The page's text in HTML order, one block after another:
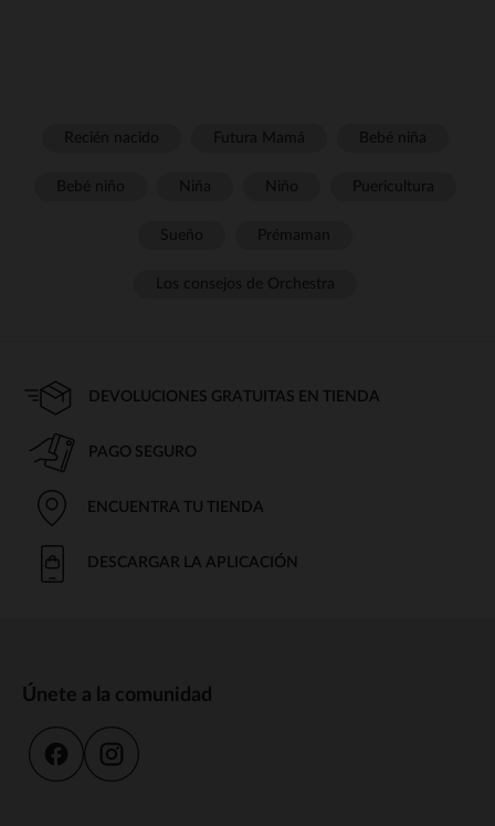
DEVOLUCIONES GRATUITAS EN TIENDA
PAGO SEGURO
ENCUENTRA TU TIENDA
DESCARGAR LA APLICACIÓN
Únete a la comunidad